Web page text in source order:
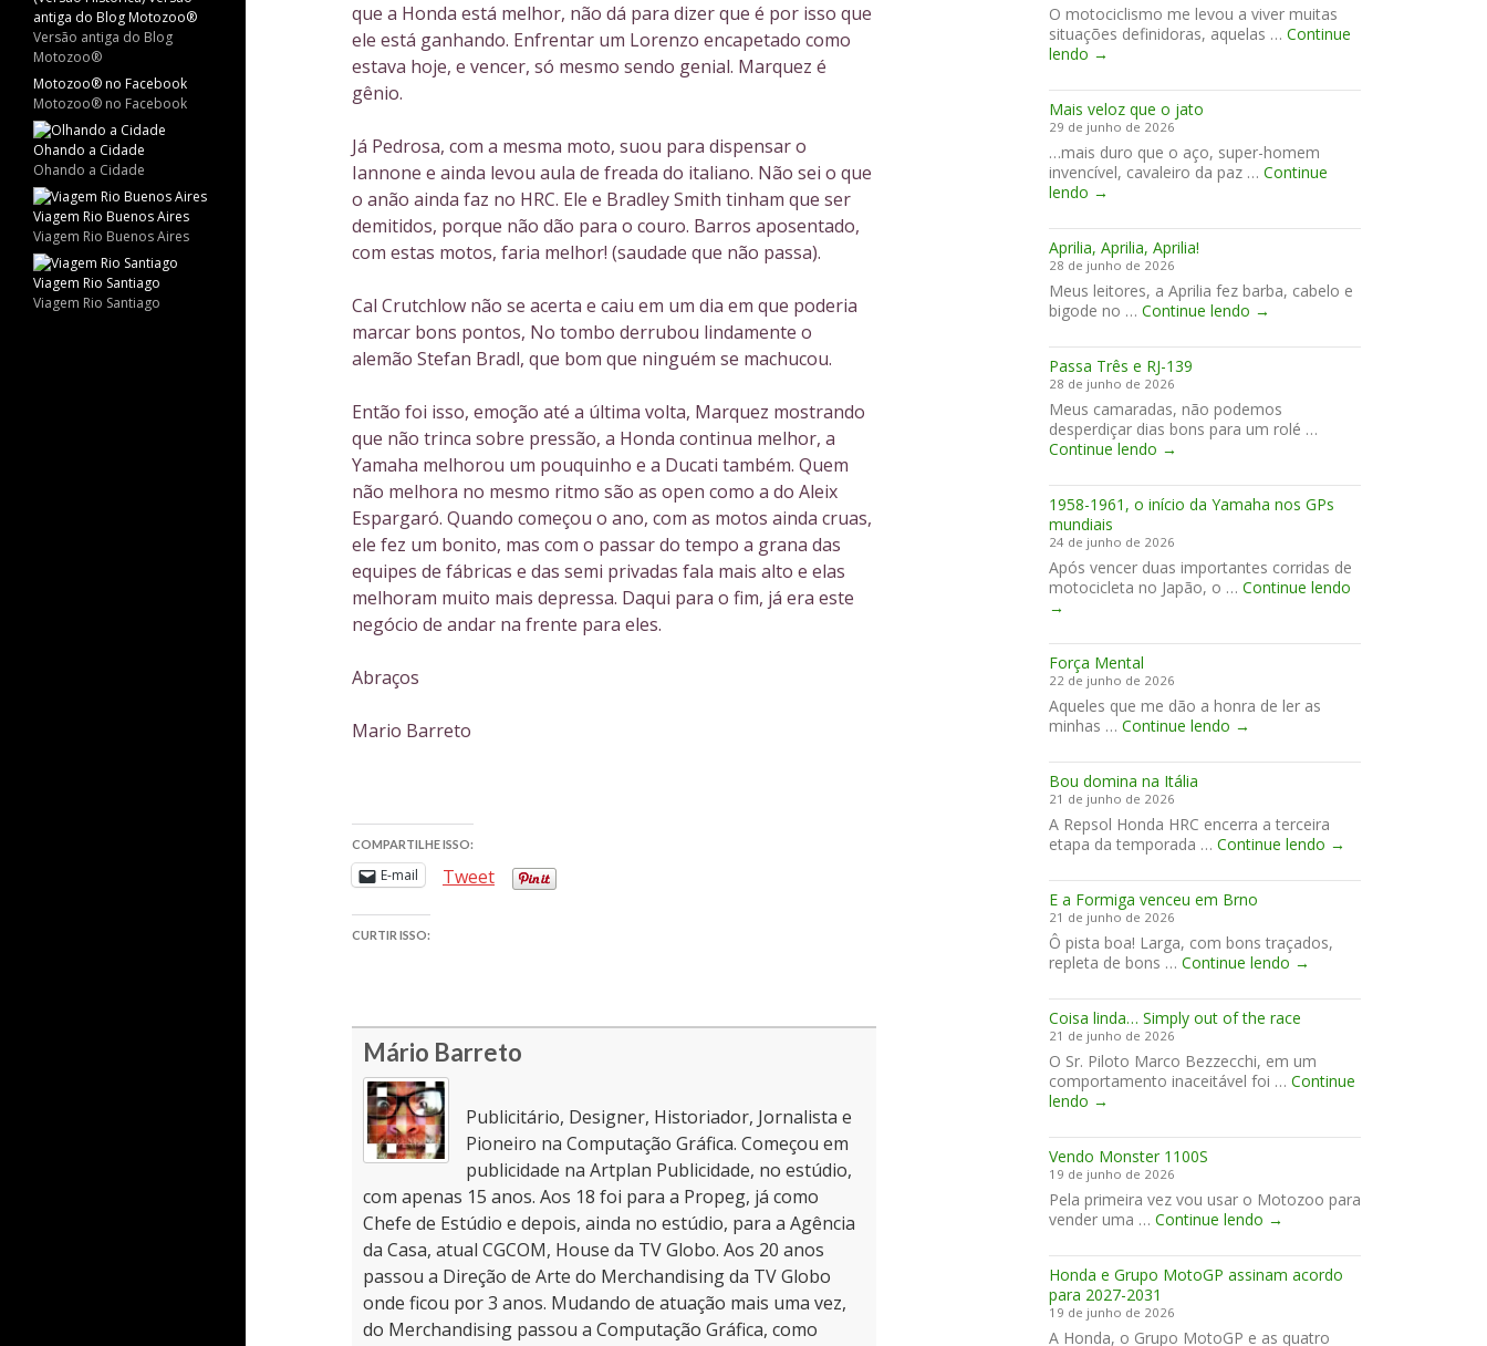
que a Honda está melhor, não dá para dizer que é por isso que
ele está ganhando. Enfrentar um Lorenzo encapetado como
estava hoje, e vencer, só mesmo sendo genial. Marquez é
gênio.
Já Pedrosa, com a mesma moto, suou para dispensar o
Iannone e ainda levou aula de freada do italiano. Não sei o que
o anão ainda faz no HRC. Ele e Bradley Smith tinham que ser
demitidos, porque não dão para o couro. Barros aposentado,
com estas motos, faria melhor! (saudade que não passa).
Cal Crutchlow não se acerta e caiu em um dia em que poderia
marcar bons pontos, No tombo derrubou lindamente o
alemão Stefan Bradl, que bom que ninguém se machucou.
Então foi isso, emoção até a última volta, Marquez mostrando
que não trinca sobre pressão, a Honda continua melhor, a
Yamaha melhorou um pouquinho e a Ducati também. Quem
não melhora no mesmo ritmo são as open como a do Aleix
Espargaró. Quando começou o ano, com as motos ainda cruas,
ele fez um bonito, mas com o passar do tempo a grana das
equipes de fábricas e das semi privadas fala mais alto e elas
melhoram muito mais depressa. Daqui para o fim, já era este
negócio de andar na frente para eles.
Abraços
Mario Barreto
COMPARTILHE ISSO:
E-mail Tweet
CURTIR ISSO:
Mário Barreto
Publicitário, Designer, Historiador, Jornalista e
Pioneiro na Computação Gráfica. Começou em
publicidade na Artplan Publicidade, no estúdio,
com apenas 15 anos. Aos 18 foi para a Propeg, já como
Chefe de Estúdio e depois, ainda no estúdio, para a Agência
da Casa, atual CGCOM, House da TV Globo. Aos 20 anos
passou a Direção de Arte do Merchandising da TV Globo
onde ficou por 3 anos. Mudando de atuação mais uma vez,
do Merchandising passou a Computação Gráfica, como
O motociclismo me levou a viver muitas
situações definidoras, aquelas … Continue
lendo Posso
para
Marte
→
Mais veloz que o jato
29 de junho de 2026
…mais duro que o aço, super-homem
invencível, cavaleiro da paz … Continue
lendo Mais
que
o
jato
→
Aprilia, Aprilia, Aprilia!
28 de junho de 2026
Meus leitores, a Aprilia fez barba, cabelo e
bigode no … Continue lendo Aprilia,
Aprilia!
→
Passa Três e RJ-139
28 de junho de 2026
Meus camaradas, não podemos
desperdiçar dias bons para um rolé …
Continue lendo Passa
e
RJ-
→
1958-1961, o início da Yamaha nos GPs
mundiais
24 de junho de 2026
Após vencer duas importantes corridas de
motocicleta no Japão, o … Continue lendo
início
→
Força Mental
22 de junho de 2026
Aqueles que me dão a honra de ler as
minhas … Continue lendo Força
→
Bou domina na Itália
21 de junho de 2026
A Repsol Honda HRC encerra a terceira
etapa da temporada … Continue lendo Bou
na
→
E a Formiga venceu em Brno
21 de junho de 2026
Ô pista boa! Larga, com bons traçados,
repleta de bons … Continue lendo E
Formiga
venceu
Brno
→
Coisa linda… Simply out of the race
21 de junho de 2026
O Sr. Piloto Marco Bezzecchi, em um
comportamento inaceitável foi … Continue
lendo Coisa
Simply
out
of
the
race
→
Vendo Monster 1100S
19 de junho de 2026
Pela primeira vez vou usar o Motozoo para
vender uma … Continue lendo Vendo
1100S
→
Honda e Grupo MotoGP assinam acordo
para 2027-2031
19 de junho de 2026
A Honda, o Grupo MotoGP e as quatro
Versão antiga do Blog
Motozoo®
Motozoo® no Facebook
Motozoo® no Facebook
Ohando a Cidade
Viagem Rio Buenos Aires
Viagem Rio Santiago